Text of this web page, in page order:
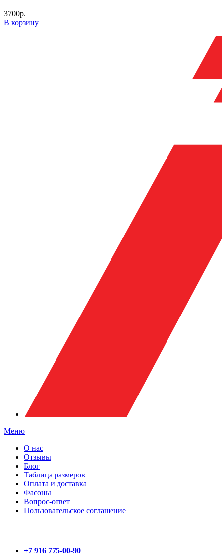
3700р.
В корзину
Меню
О нас
Отзывы
Блог
Таблица размеров
Оплата и доставка
Фасоны
Вопрос-ответ
Пользовательское соглашение
+7 916 775-00-90